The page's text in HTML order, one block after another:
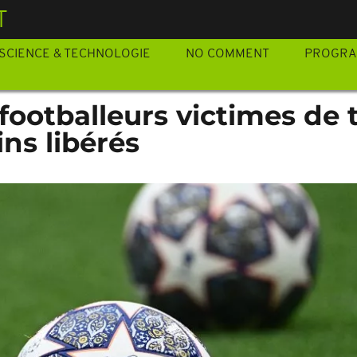
SCIENCE & TECHNOLOGIE NO COMMENT
victimes de
libérés